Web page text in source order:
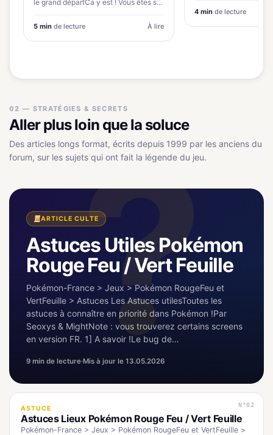
le grand départCa y est ! Vous êtes sur
5 min de lecture À lire
4 min de lecture
02 — STRATÉGIES & SECRETS
Aller plus loin que la soluce
Des articles longs format, écrits depuis 1999 par les anciens du
forum, sur les sujets qui ont fait la légende du jeu.
ARTICLE CULTE
Astuces Utiles Pokémon
Rouge Feu / Vert Feuille
Pokémon-France > Jeux > Pokémon RougeFeu et
VertFeuille > Astuces Les Astuces utilesToutes les
astuces à connaître en priorité dans Pokémon !Par
Seoxys & MightNote : vous trouverez certains screens
en version FR. 1] A savoir !Le bug de…
9 min de lecture·Mis à jour le 13.05.2026
N°02
ASTUCE
Astuces Lieux Pokémon Rouge Feu / Vert Feuille
Pokémon-France > Jeux > Pokémon RougeFeu et VertFeuille >